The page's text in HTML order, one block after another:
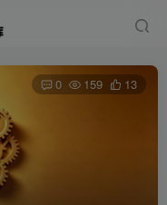
0 159 13